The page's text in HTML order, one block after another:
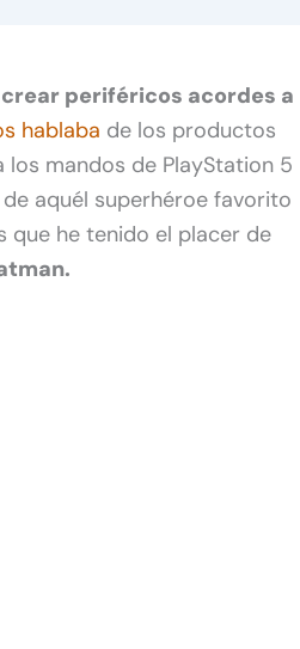
crear periféricos acordes a
hablaba de los productos
mandos de PlayStation 5
aquél superhéroe favorito
que he tenido el placer de